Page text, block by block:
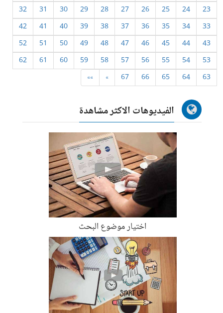
23
24
25
26
27
28
29
30
31
32
33
34
35
36
37
38
39
40
41
42
43
44
45
46
47
48
49
50
51
52
53
54
55
56
57
58
59
60
61
62
63
64
65
66
67
»
»»
الفيديوهات الاكثر مشاهدة
اختيار موضوع البحث